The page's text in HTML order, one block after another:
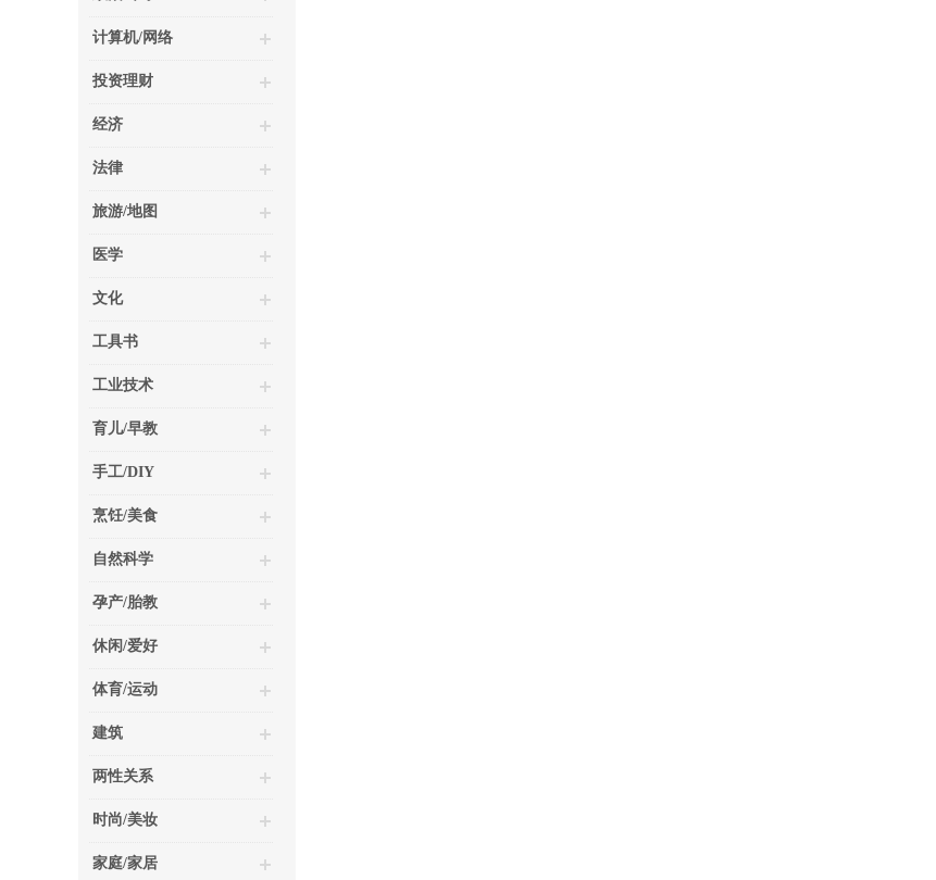
计算机/网络
投资理财
经济
法律
旅游/地图
医学
文化
工具书
工业技术
育儿/早教
手工/DIY
烹饪/美食
自然科学
孕产/胎教
休闲/爱好
体育/运动
建筑
两性关系
时尚/美妆
家庭/家居